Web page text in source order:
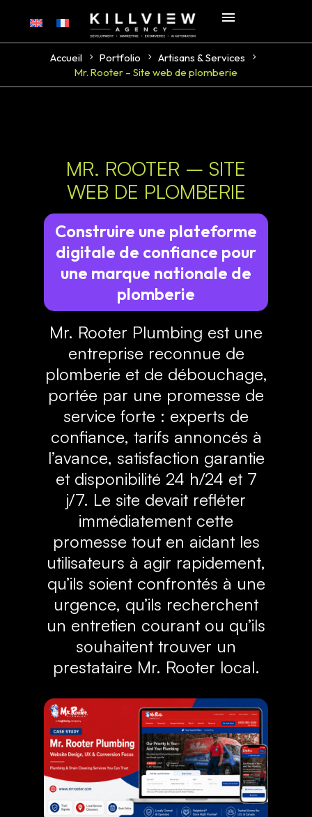
Accueil Portfolio
Artisans & Services
Mr. Rooter – Site web de plomberie
MR. ROOTER – SITE
WEB DE PLOMBERIE
Construire une plateforme
digitale de confiance pour
une marque nationale de
plomberie
Mr. Rooter Plumbing est une
entreprise reconnue de
plomberie et de débouchage,
portée par une promesse de
service forte : experts de
confiance, tarifs annoncés à
l’avance, satisfaction garantie
et disponibilité 24 h/24 et 7
j/7. Le site devait refléter
immédiatement cette
promesse tout en aidant les
utilisateurs à agir rapidement,
qu’ils soient confrontés à une
urgence, qu’ils recherchent
un entretien courant ou qu’ils
souhaitent trouver un
prestataire Mr. Rooter local.